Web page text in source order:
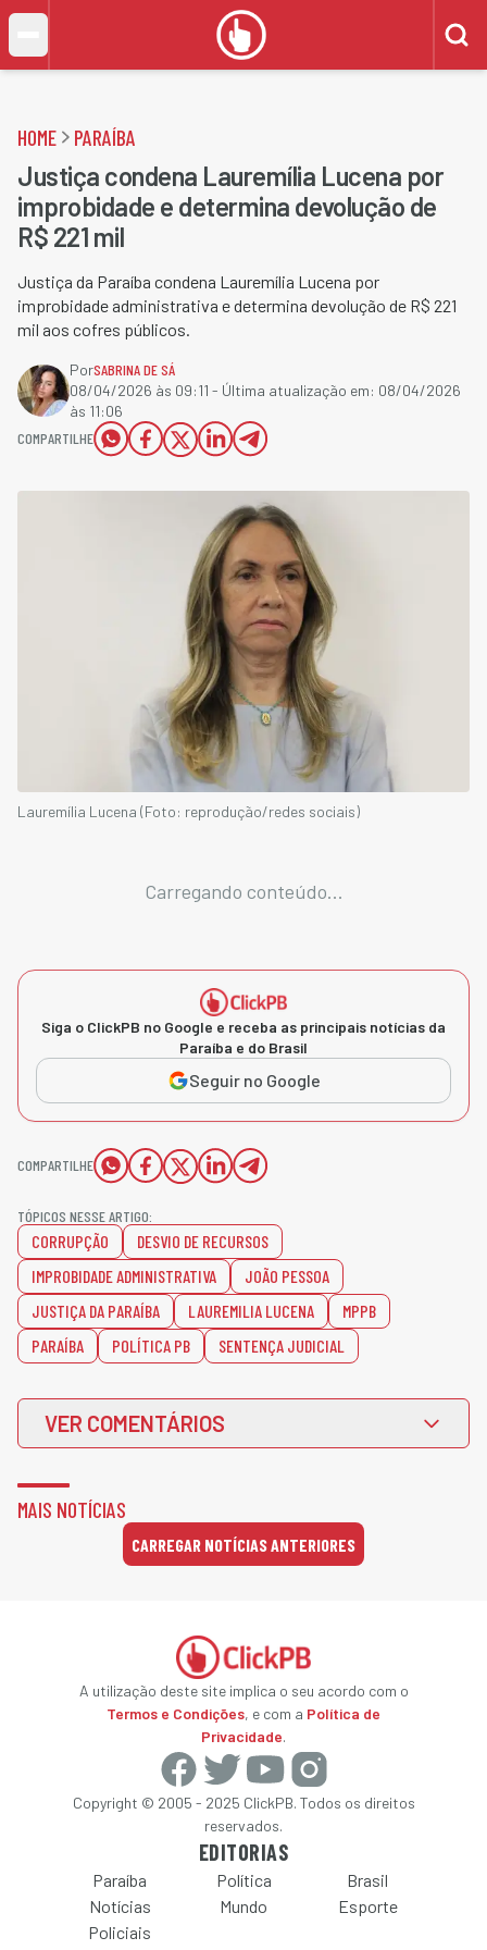
HOME PARAÍBA
Justiça condena Lauremília Lucena por
improbidade e determina devolução de
R$ 221 mil
Justiça da Paraíba condena Lauremília Lucena por
improbidade administrativa e determina devolução de R$ 221
mil aos cofres públicos.
PorSABRINA DE SÁ
08/04/2026 às 09:11 - Última atualização em: 08/04/2026
às 11:06
COMPARTILHE
Lauremília Lucena (Foto: reprodução/redes sociais)
Carregando conteúdo...
Siga o ClickPB no Google e receba as principais notícias da
Paraíba e do Brasil
Seguir no Google
COMPARTILHE
TÓPICOS NESSE ARTIGO:
CORRUPÇÃO
DESVIO DE RECURSOS
IMPROBIDADE ADMINISTRATIVA
JOÃO PESSOA
JUSTIÇA DA PARAÍBA
LAUREMILIA LUCENA
MPPB
PARAÍBA
POLÍTICA PB SENTENÇA JUDICIAL
VER COMENTÁRIOS
MAIS NOTÍCIAS
CARREGAR NOTÍCIAS ANTERIORES
A utilização deste site implica o seu acordo com o
Termos e Condições, e com a Política de
Privacidade.
Copyright © 2005 - 2025 ClickPB. Todos os direitos
reservados.
EDITORIAS
Paraíba Política
Brasil
Notícias
Policiais
Mundo Esporte